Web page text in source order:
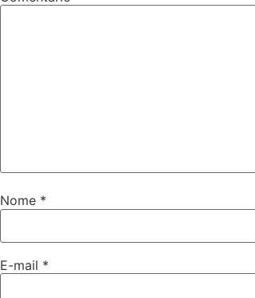
Nome *
E-mail *